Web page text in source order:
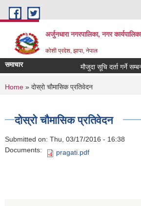
Skip to main content
अर्जुनधारा नगरपालिका, नगर
कोशी प्रदेश, झापा, नेपाल
समाचार मौजुदा सूचि दर्ता गर्ने
You are here
Home » दाेस्राे चाैमासिक प्रतिवेदन
दाेस्राे चाैमासिक प्रतिवेदन
Submitted on: Thu, 03/17/2016 - 16:38
Documents:
pragati.pdf